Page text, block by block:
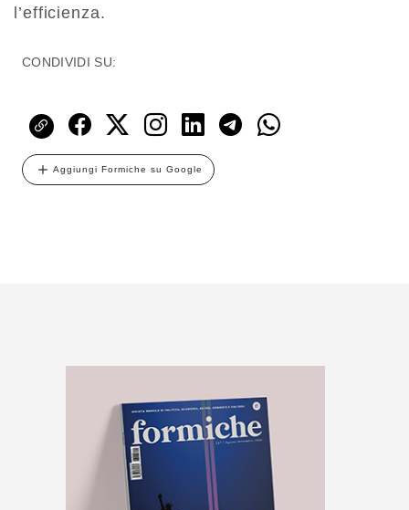
l’efficienza.
CONDIVIDI SU:
Aggiungi Formiche su Google